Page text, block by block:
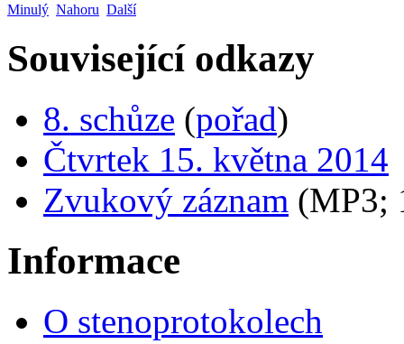
Minulý Nahoru Další
Související odkazy
8. schůze (pořad)
Čtvrtek 15. května 2014
Zvukový záznam (MP3;
Informace
O stenoprotokolech